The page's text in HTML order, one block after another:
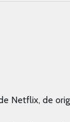
Netflix, de